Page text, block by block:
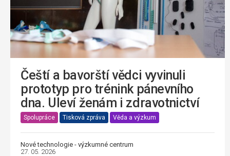
Čeští a bavorští vědci vyvinuli
prototyp pro trénink pánevního
dna. Uleví ženám i zdravotnictví
Spolupráce Tisková zpráva Věda a výzkum
Nové technologie - výzkumné centrum
27. 05. 2026